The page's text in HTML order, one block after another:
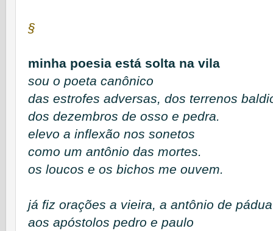
§
minha poesia está solta na vila
sou o poeta canônico
das estrofes adversas, dos terrenos
dos dezembros de osso e pedra.
elevo a inflexão nos sonetos
como um antônio das mortes.
os loucos e os bichos me ouvem.
já fiz orações a vieira, a antônio de pádua
aos apóstolos pedro e paulo